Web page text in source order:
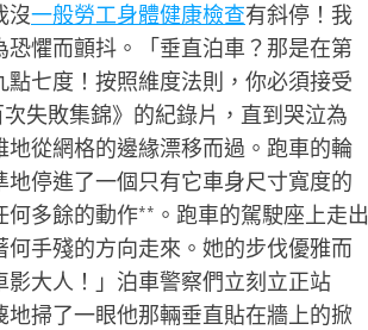
沒一般勞工身體健康檢查有斜停！我
懼而顫抖。「垂直泊車？那是在第
七度！按照維度法則，你必須接受
失敗集錦》的紀錄片，直到哭泣為
從網格的邊緣漂移而過。跑車的輪
停進了一個只有它車身尺寸寬度的
多餘的動作**。跑車的駕駛座上走出
手殘的方向走來。她的步伐優雅而
大人！」泊車警察們立刻立正站
掃了一眼他那輛垂直貼在牆上的掀